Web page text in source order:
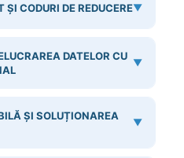
CODURI DE REDUCERE▼
DATELOR CU
▼
ȘI SOLUȚIONAREA
▼